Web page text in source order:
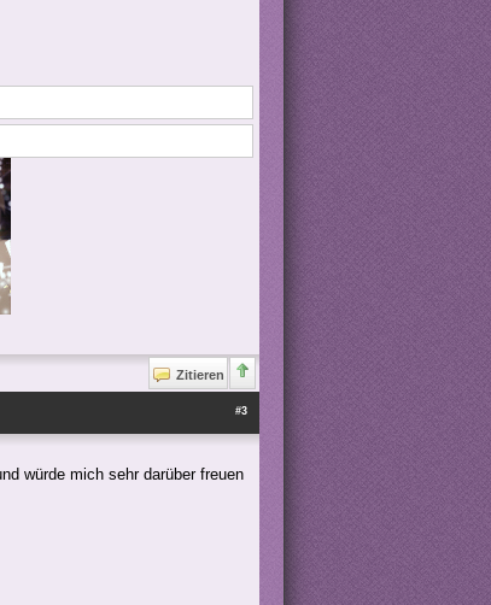
Zitieren
#3
würde mich sehr darüber freuen